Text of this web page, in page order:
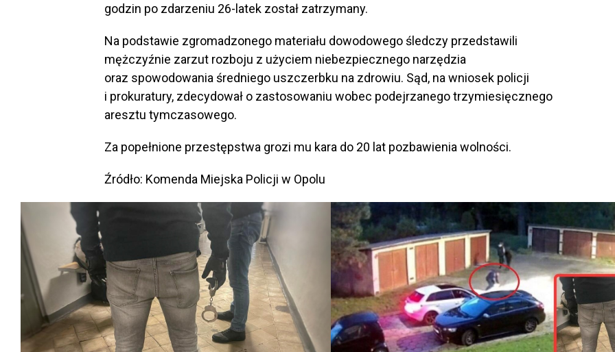
godzin po zdarzeniu 26-latek został zatrzymany.
Na podstawie zgromadzonego materiału dowodowego śledczy przedstawili
mężczyźnie zarzut rozboju z użyciem niebezpiecznego narzędzia
oraz spowodowania średniego uszczerbku na zdrowiu. Sąd, na wniosek policji
i prokuratury, zdecydował o zastosowaniu wobec podejrzanego trzymiesięcznego
aresztu tymczasowego.
Za popełnione przestępstwa grozi mu kara do 20 lat pozbawienia wolności.
Źródło: Komenda Miejska Policji w Opolu